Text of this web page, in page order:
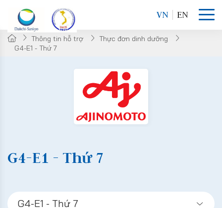
VN EN
Thông tin hỗ trợ
Thực đơn dinh dưỡng
G4-E1 - Thứ 7
G4-E1 - Thứ 7